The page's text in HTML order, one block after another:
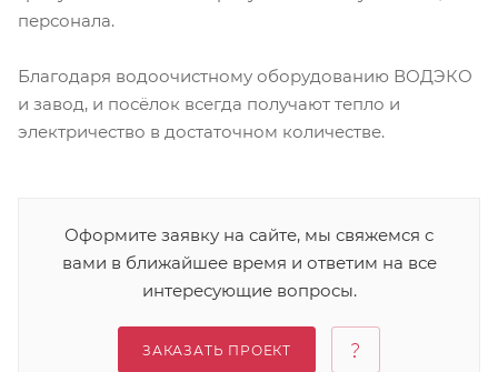
персонала.
Благодаря водоочистному оборудованию ВОДЭКО
и завод, и посёлок всегда получают тепло и
электричество в достаточном количестве.
Оформите заявку на сайте, мы свяжемся с
вами в ближайшее время и ответим на все
интересующие вопросы.
ЗАКАЗАТЬ ПРОЕКТ